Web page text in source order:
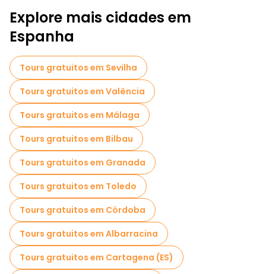
Visita guiada gratuita à cidade velha Astorga
Explore mais cidades em
Espanha
Tours gratuitos em Sevilha
Tours gratuitos em Valência
Tours gratuitos em Málaga
Tours gratuitos em Bilbau
Tours gratuitos em Granada
Tours gratuitos em Toledo
Tours gratuitos em Córdoba
Tours gratuitos em Albarracina
Tours gratuitos em Cartagena (ES)